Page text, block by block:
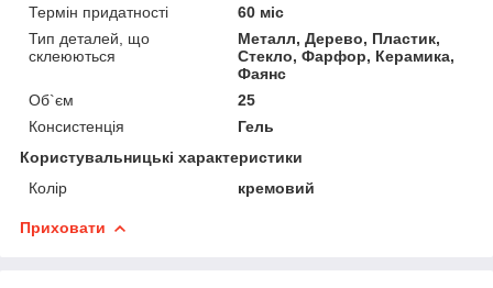
Термін придатності
60 міс
Тип деталей, що
склеюються
Металл, Дерево, Пластик,
Стекло, Фарфор, Керамика,
Фаянс
Об`єм
25
Консистенція
Гель
Користувальницькі характеристики
Колір
кремовий
Приховати